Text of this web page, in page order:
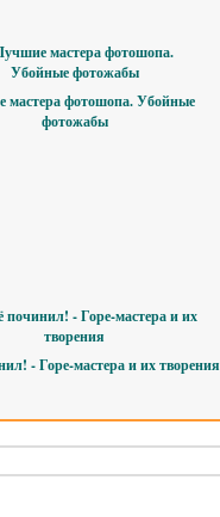
мастера фотошопа. Убойные
фотожабы
- Горе-мастера и их творения